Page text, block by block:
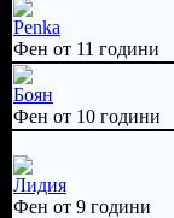
Penka
Фен от 11 години
Боян
Фен от 10 години
Лидия
Фен от 9 години